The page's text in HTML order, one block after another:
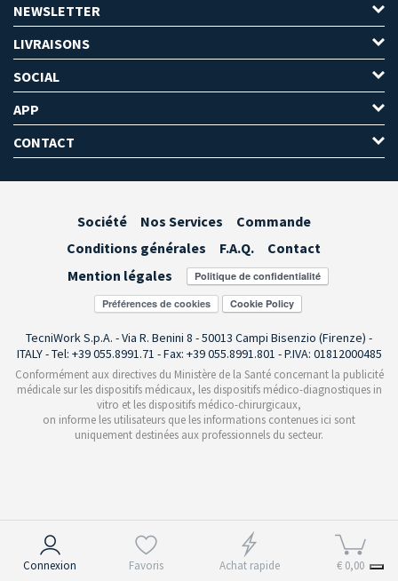
Connexion Favoris Achat rapide € 0,00
NEWSLETTER
LIVRAISONS
SOCIAL
APP
CONTACT
Société Nos Services
Commande
Conditions générales
F.A.Q.
Contact
Mention légales
Préférences de cookies
TecniWork S.p.A. - Via R. Benini 8 - 50013 Campi Bisenzio (Firenze) -
ITALY - Tel: +39 055.8991.71 - Fax: +39 055.8991.801 - P.IVA: 01812000485
Conformément aux directives du Ministère de la Santé concernant la publicité
médicale sur les dispositifs médicaux, les dispositifs médico-diagnostiques in
vitro et les dispositifs médico-chirurgicaux,
on informe les utilisateurs que les informations contenues ici sont
uniquement destinées aux professionnels du secteur.
Notification lors de la collecte